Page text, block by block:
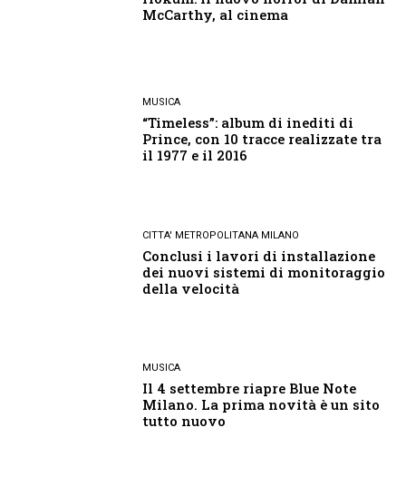
McCarthy, al cinema
MUSICA
“Timeless”: album di inediti di
Prince, con 10 tracce realizzate tra
il 1977 e il 2016
CITTA' METROPOLITANA MILANO
Conclusi i lavori di installazione
dei nuovi sistemi di monitoraggio
della velocità
MUSICA
Il 4 settembre riapre Blue Note
Milano. La prima novità è un sito
tutto nuovo